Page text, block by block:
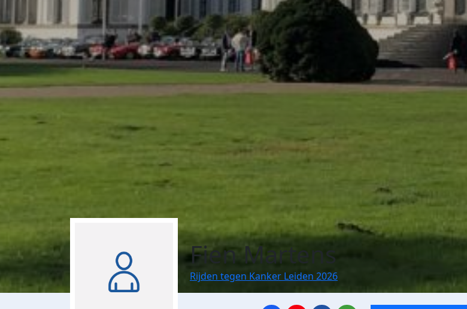
Fien Martens
Rijden tegen Kanker Leiden 2026